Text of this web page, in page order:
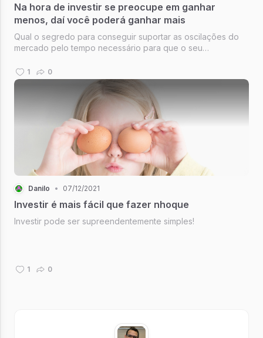
Na hora de investir se preocupe em ganhar
menos, daí você poderá ganhar mais
Qual o segredo para conseguir suportar as oscilações do
mercado pelo tempo necessário para que o seu
1 0
Danilo • 07/12/2021
Investir é mais fácil que fazer nhoque
Investir pode ser supreendentemente simples!
1 0